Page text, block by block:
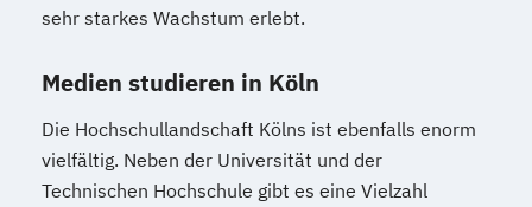
sehr starkes Wachstum erlebt.
Medien studieren in Köln
Die Hochschullandschaft Kölns ist ebenfalls enorm
vielfältig. Neben der Universität und der
Technischen Hochschule gibt es eine Vielzahl